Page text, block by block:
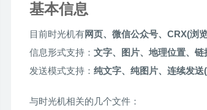
基本信息
目前时光机有网页、微信公众号、CRX(浏
信息形式支持： 文字、图片、地理位置、链
发送模式支持： 纯文字、纯图片、连续发送
与时光机相关的几个文件：